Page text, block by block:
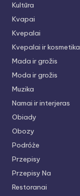
Kultūra
Kvapai
Kvepalai
Kvepalai ir kosmetika
Mada ir grožis
Moda ir grožis
Muzika
Namai ir interjeras
Obiady
Obozy
Podróże
Przepisy
Przepisy Na
Restoranai